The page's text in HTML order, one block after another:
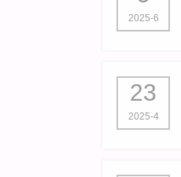
2025-6
23
2025-4